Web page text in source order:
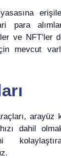
para
ve NFT’ler
mevcut
arayüz
dahil